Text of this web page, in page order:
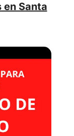
Santa